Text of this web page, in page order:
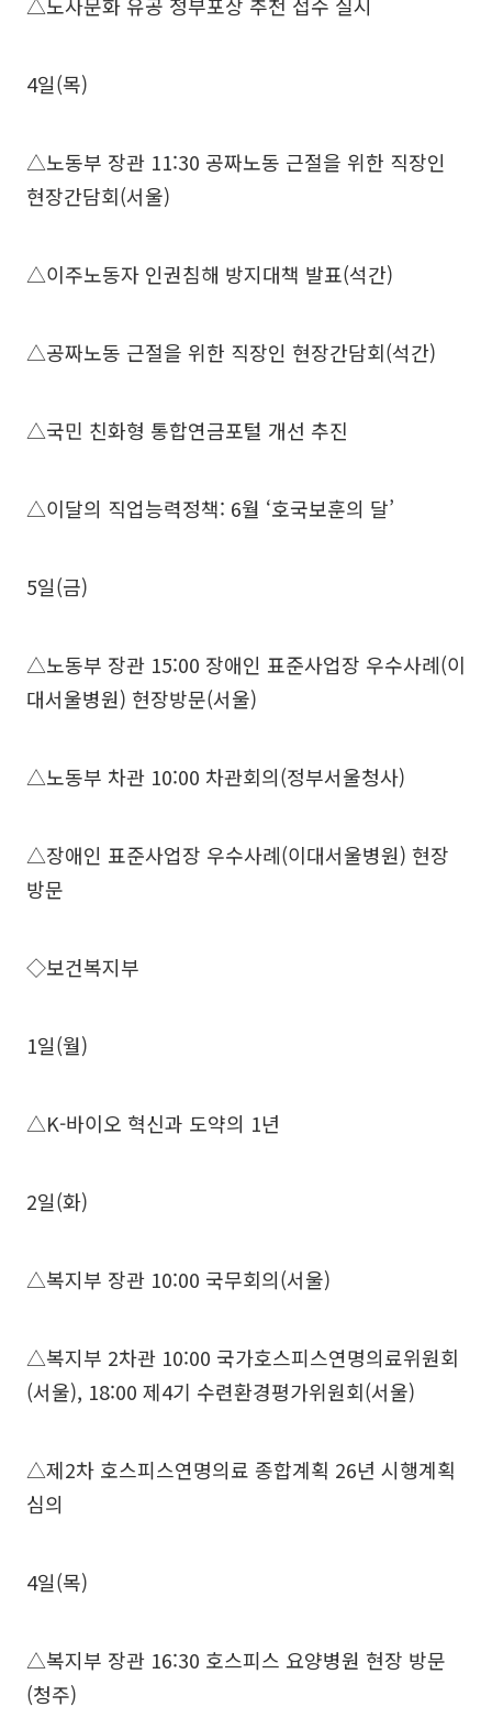
△노사문화 유공 정부포상 추천 접수 실시
4일(목)
△노동부 장관 11:30 공짜노동 근절을 위한 직장인
현장간담회(서울)
△이주노동자 인권침해 방지대책 발표(석간)
△공짜노동 근절을 위한 직장인 현장간담회(석간)
△국민 친화형 통합연금포털 개선 추진
△이달의 직업능력정책: 6월 ‘호국보훈의 달’
5일(금)
△노동부 장관 15:00 장애인 표준사업장 우수사례(이
대서울병원) 현장방문(서울)
△노동부 차관 10:00 차관회의(정부서울청사)
△장애인 표준사업장 우수사례(이대서울병원) 현장
방문
◇보건복지부
1일(월)
△K-바이오 혁신과 도약의 1년
2일(화)
△복지부 장관 10:00 국무회의(서울)
△복지부 2차관 10:00 국가호스피스연명의료위원회
(서울), 18:00 제4기 수련환경평가위원회(서울)
△제2차 호스피스연명의료 종합계획 26년 시행계획
심의
4일(목)
△복지부 장관 16:30 호스피스 요양병원 현장 방문
(청주)